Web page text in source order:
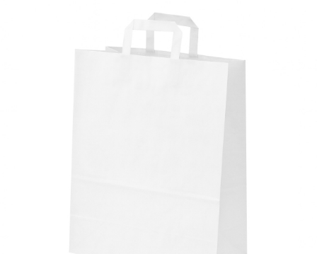
Белые бумажные пакеты с
плоскими ручками